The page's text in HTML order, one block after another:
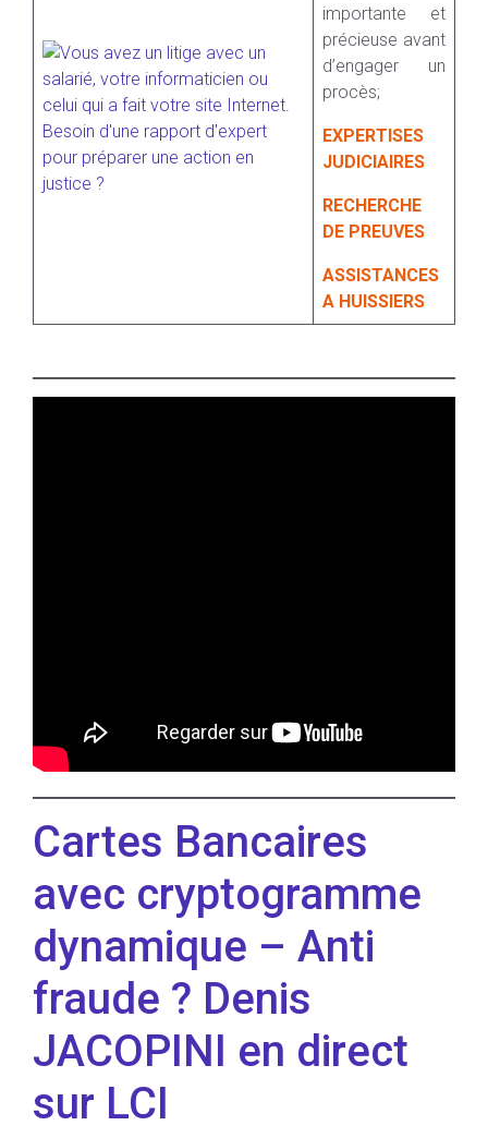
importante et
précieuse avant
d’engager un
procès;
EXPERTISES
JUDICIAIRES
RECHERCHE
DE PREUVES
ASSISTANCES
A HUISSIERS
Cartes Bancaires
avec cryptogramme
dynamique – Anti
fraude ? Denis
JACOPINI en direct
sur LCI